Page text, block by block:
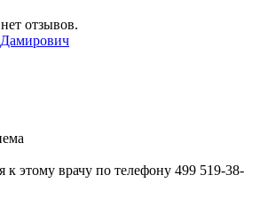
отзывов.
к этому врачу по телефону 499 519-38-